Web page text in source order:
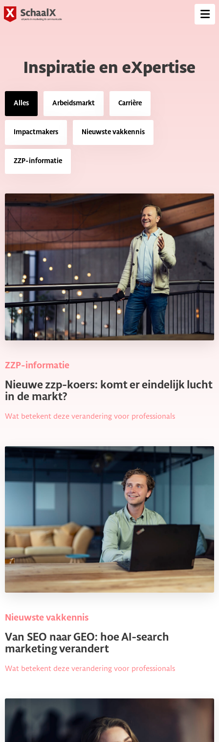
Inspiratie en eXpertise
Alles Arbeidsmarkt Carrière
Impactmakers Nieuwste vakkennis
ZZP-informatie
ZZP-informatie
Nieuwe zzp-koers: komt er eindelijk lucht
in de markt?
Wat betekent deze verandering voor professionals
Nieuwste vakkennis
Van SEO naar GEO: hoe AI-search
marketing verandert
Wat betekent deze verandering voor professionals